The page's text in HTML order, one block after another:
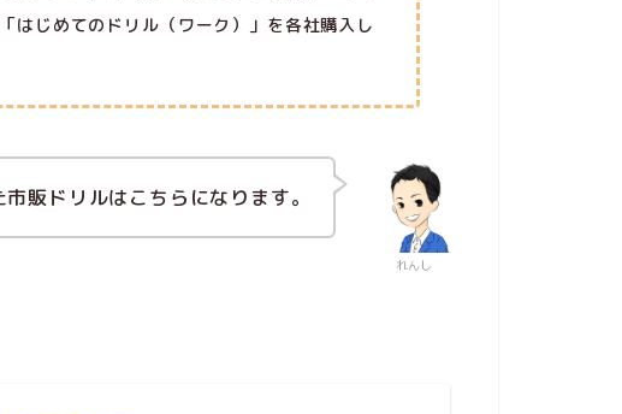
はじめてのドリル（ワーク）」を各社購入し
れんし
販ドリルはこちらになります。